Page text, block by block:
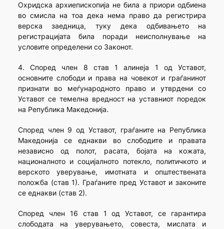
Охридска архиепископија не била а приори одбиена
во смисла на тоа дека нема право да регистрира
верска заедница, туку дека одбивањето на
регистрацијата била поради неисполнување на
условите определени со Законот.
4. Според член 8 став 1 алинеја 1 од Уставот,
основните слободи и права на човекот и граѓанинот
признати во меѓународното право и утврдени со
Уставот се темелна вредност на уставниот поредок
на Република Македонија.
Според член 9 од Уставот, граѓаните на Република
Македонија се еднакви во слободите и правата
независно од полот, расата, бојата на кожата,
националното и социјалното потекло, политичкото и
верското уверување, имотната и општествената
положба (став 1). Граѓаните пред Уставот и законите
се еднакви (став 2).
Според член 16 став 1 од Уставот, се гарантира
слободата на уверувањето, совеста, мислата и